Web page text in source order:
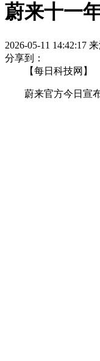
蔚来十一
2026-05-11 14:42:17
分享到：
【每日科技网】
蔚来官方今日宣布